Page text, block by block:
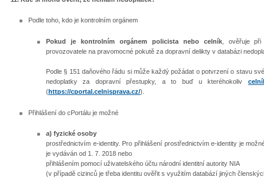
Podle toho, kdo je kontrolním orgánem
Pokud je kontrolním orgánem policista nebo celník, ověřuje při
provozovatele na pravomocné pokutě za dopravní delikty v databázi
Podle § 151 daňového řádu si může každý požádat o potvrzení o stavu
nedoplatky za dopravní přestupky, a to buď u kteréhokoliv
(https://cportal.celnisprava.cz/).
​Přihlášení do cPortálu je možné
a) fyzické osoby
prostřednictvím e-identity. Pro přihlášení prostřednictvím e-identity je
je vydáván od 1. 7. 2018 nebo
přihlášením pomocí uživatelského účtu národní identitní autority NIA
(v případě cizinců je třeba identitu ověřit s využitím databází jiných